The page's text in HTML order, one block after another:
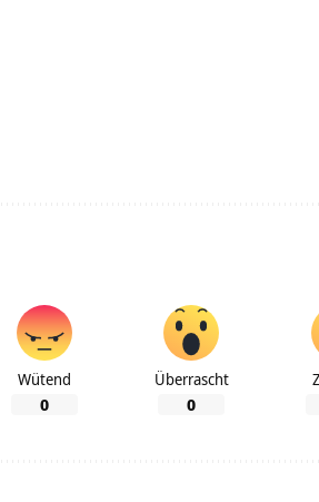
Wütend
0
Überrascht
0